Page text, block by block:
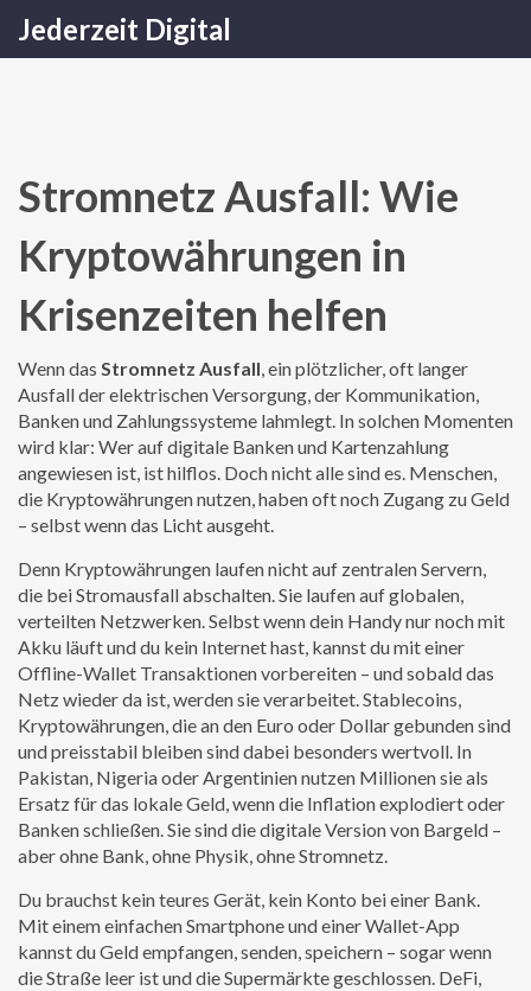
Jederzeit Digital
Stromnetz Ausfall: Wie
Kryptowährungen in
Krisenzeiten helfen
Wenn das Stromnetz Ausfall,ein plötzlicher, oft langer
Ausfall der elektrischen Versorgung, der Kommunikation,
Banken und Zahlungssysteme lahmlegt. In solchen Momenten
wird klar: Wer auf digitale Banken und Kartenzahlung
angewiesen ist, ist hilflos. Doch nicht alle sind es. Menschen,
die Kryptowährungen nutzen, haben oft noch Zugang zu Geld
– selbst wenn das Licht ausgeht.
Denn Kryptowährungen laufen nicht auf zentralen Servern,
die bei Stromausfall abschalten. Sie laufen auf globalen,
verteilten Netzwerken. Selbst wenn dein Handy nur noch mit
Akku läuft und du kein Internet hast, kannst du mit einer
Offline-Wallet Transaktionen vorbereiten – und sobald das
Netz wieder da ist, werden sie verarbeitet.Stablecoins,
Kryptowährungen, die an den Euro oder Dollar gebunden sind
und preisstabil bleibensind dabei besonders wertvoll. In
Pakistan, Nigeria oder Argentinien nutzen Millionen sie als
Ersatz für das lokale Geld, wenn die Inflation explodiert oder
Banken schließen. Sie sind die digitale Version von Bargeld –
aber ohne Bank, ohne Physik, ohne Stromnetz.
Du brauchst kein teures Gerät, kein Konto bei einer Bank.
Mit einem einfachen Smartphone und einer Wallet-App
kannst du Geld empfangen, senden, speichern – sogar wenn
die Straße leer ist und die Supermärkte geschlossen. DeFi,